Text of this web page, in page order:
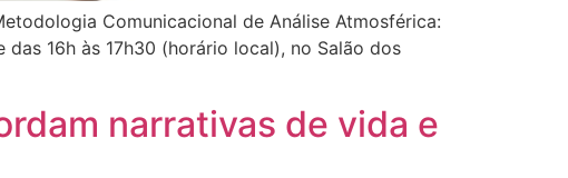
Comunicacional de Análise Atmosférica:
16h às 17h30 (horário local), no Salão dos
narrativas de vida e